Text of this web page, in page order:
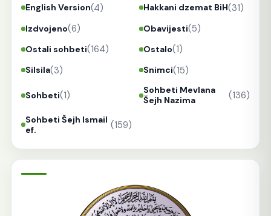
English Version(4) Hakkani dzemat BiH(31)
Izdvojeno(6) Obavijesti(5)
Ostali sohbeti(164) Ostalo(1)
Silsila(3) Snimci(15)
Sohbeti(1)
Sohbeti Mevlana
Šejh Nazima
(136)
Sohbeti Šejh Ismail
ef.
(159)